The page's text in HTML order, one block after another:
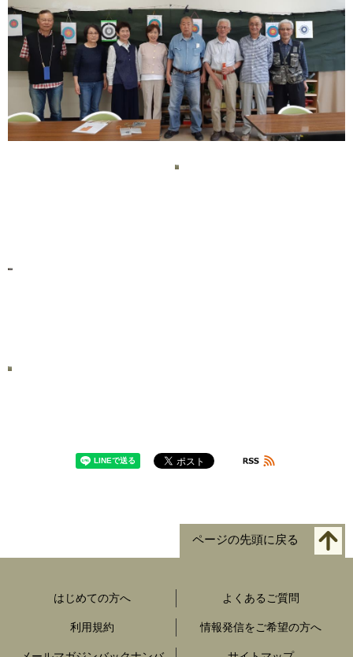
ページの先頭に戻る
はじめての方へ よくあるご質問
利用規約 情報発信をご希望の方へ